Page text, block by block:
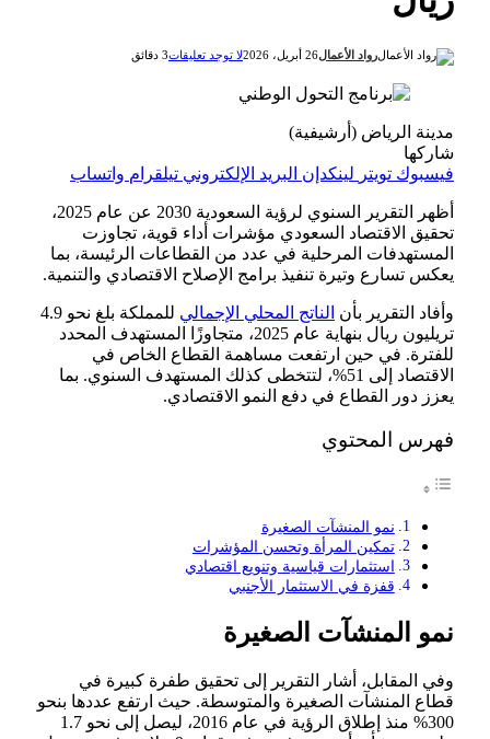
رواد الأعمال26 أبريل، 2026 لا توجد تعليقات3 دقائق
مدينة الرياض (أرشيفية)
شاركها
فيسبوك تويتر لينكدإن البريد الإلكتروني تيلقرام واتساب
أظهر التقرير السنوي لرؤية السعودية 2030 عن عام 2025،
تحقيق الاقتصاد السعودي مؤشرات أداء قوية، تجاوزت
المستهدفات المرحلية في عدد من القطاعات الرئيسة، بما
يعكس تسارع وتيرة تنفيذ برامج الإصلاح الاقتصادي والتنمية.
وأفاد التقرير بأن الناتج المحلي الإجمالي
للمملكة بلغ نحو 4.9
تريليون ريال بنهاية عام 2025، متجاوزًا المستهدف المحدد
للفترة. في حين ارتفعت مساهمة القطاع الخاص في
الاقتصاد إلى 51%، لتتخطى كذلك المستهدف السنوي. بما
يعزز دور القطاع في دفع النمو الاقتصادي.
فهرس المحتوي
نمو المنشآت الصغيرة
تمكين المرأة وتحسن المؤشرات
استثمارات قياسية وتنويع اقتصادي
قفزة في الاستثمار الأجنبي
نمو المنشآت الصغيرة
وفي المقابل، أشار التقرير إلى تحقيق طفرة كبيرة في
قطاع المنشآت الصغيرة والمتوسطة. حيث ارتفع عددها بنحو
300% منذ إطلاق الرؤية في عام 2016، ليصل إلى نحو 1.7